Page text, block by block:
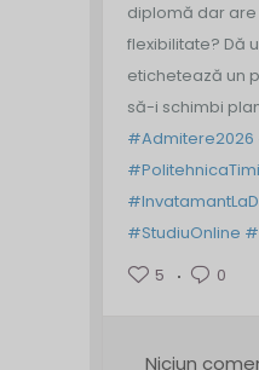
diplomă dar
flexibilitate? Dă
etichetează un
să-i schimbi
#Admitere2026
#StudiuOnline
5
0
Niciun